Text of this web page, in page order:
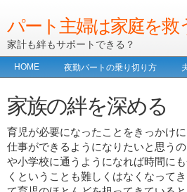
パート主婦は家庭を救
家計も絆もサポートできる？
HOME 夜勤パートの乗り切り方
家族の絆を深める
育児が必要になったことをきっかけ
仕事ができるようになりたいと思う
や小学校に通うようになれば時間に
くということも難しくはなくなって